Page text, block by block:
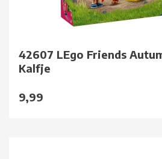
42607 LEgo Friends
Kalfje
9,99